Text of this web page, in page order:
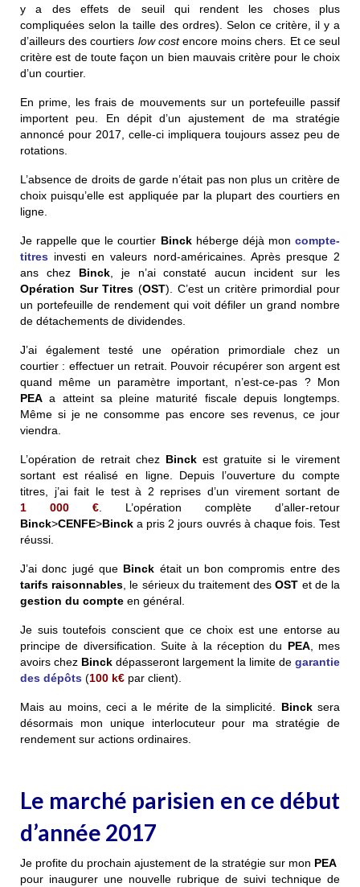
y a des effets de seuil qui rendent les choses plus
compliquées selon la taille des ordres). Selon ce critère, il y a
d’ailleurs des courtiers low costencore moins chers. Et ce seul
critère est de toute façon un bien mauvais critère pour le choix
d’un courtier.
En prime, les frais de mouvements sur un portefeuille passif
importent peu. En dépit d’un ajustement de ma stratégie
annoncé pour 2017, celle-ci impliquera toujours assez peu de
rotations.
L’absence de droits de garde n’était pas non plus un critère de
choix puisqu’elle est appliquée par la plupart des courtiers en
ligne.
Je rappelle que le courtier Binckhéberge déjà moncompte-
titres investi en valeurs nord-américaines. Après presque 2
ans chez Binck, je n’ai constaté aucun incident sur les
Opération Sur Titres (OST). C’est un critère primordial pour
un portefeuille de rendement qui voit défiler un grand nombre
de détachements de dividendes.
J’ai également testé une opération primordiale chez un
courtier : effectuer un retrait. Pouvoir récupérer son argent est
quand même un paramètre important, n’est-ce-pas ? Mon
PEA a atteint sa pleine maturité fiscale depuis longtemps.
Même si je ne consomme pas encore ses revenus, ce jour
viendra.
L’opération de retrait chez Binck est gratuite si le virement
sortant est réalisé en ligne. Depuis l’ouverture du compte
titres, j’ai fait le test à 2 reprises d’un virement sortant de
1 000 €. L’opération complète d’aller-retour
Binck>CENFE>Binck a pris 2 jours ouvrés à chaque fois. Test
réussi.
J’ai donc jugé que Binck était un bon compromis entre des
tarifs raisonnables, le sérieux du traitement desOST et de la
gestion du compte en général.
Je suis toutefois conscient que ce choix est une entorse au
principe de diversification. Suite à la réception du PEA, mes
avoirs chez Binck dépasseront largement la limite de garantie
des dépôts (100 k€ par client).
Mais au moins, ceci a le mérite de la simplicité. Bincksera
désormais mon unique interlocuteur pour ma stratégie de
rendement sur actions ordinaires.
Le marché parisien en ce début
d’année 2017
Je profite du prochain ajustement de la stratégie sur mon PEA
pour inaugurer une nouvelle rubrique de suivi technique de